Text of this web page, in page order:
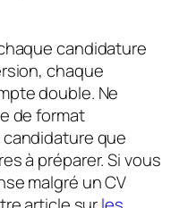
candidature
chaque
double. Ne
de format
que
à préparer. Si vous
malgré un CV